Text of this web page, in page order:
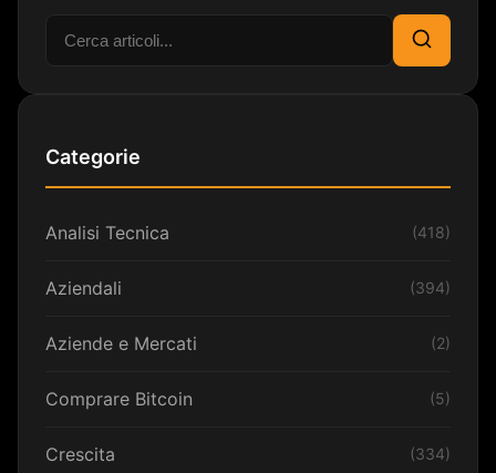
Cerca:
Cerca
Categorie
Analisi Tecnica (418)
Aziendali (394)
Aziende e Mercati (2)
Comprare Bitcoin (5)
Crescita (334)